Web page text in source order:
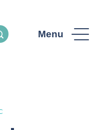
Menu